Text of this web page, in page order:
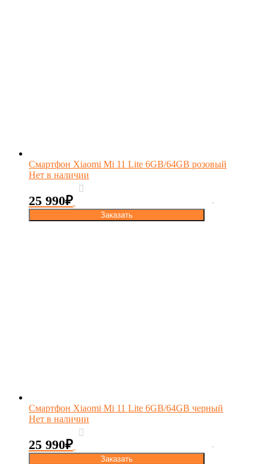
Смартфон Xiaomi Mi 11 Lite 6GB/64GB розовый
Нет в наличии
25 990₽
Заказать
Смартфон Xiaomi Mi 11 Lite 6GB/64GB черный
Нет в наличии
25 990₽
Заказать